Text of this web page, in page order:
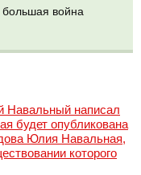
большая война
Навальный написал
будет опубликована
Юлия Навальная,
которого